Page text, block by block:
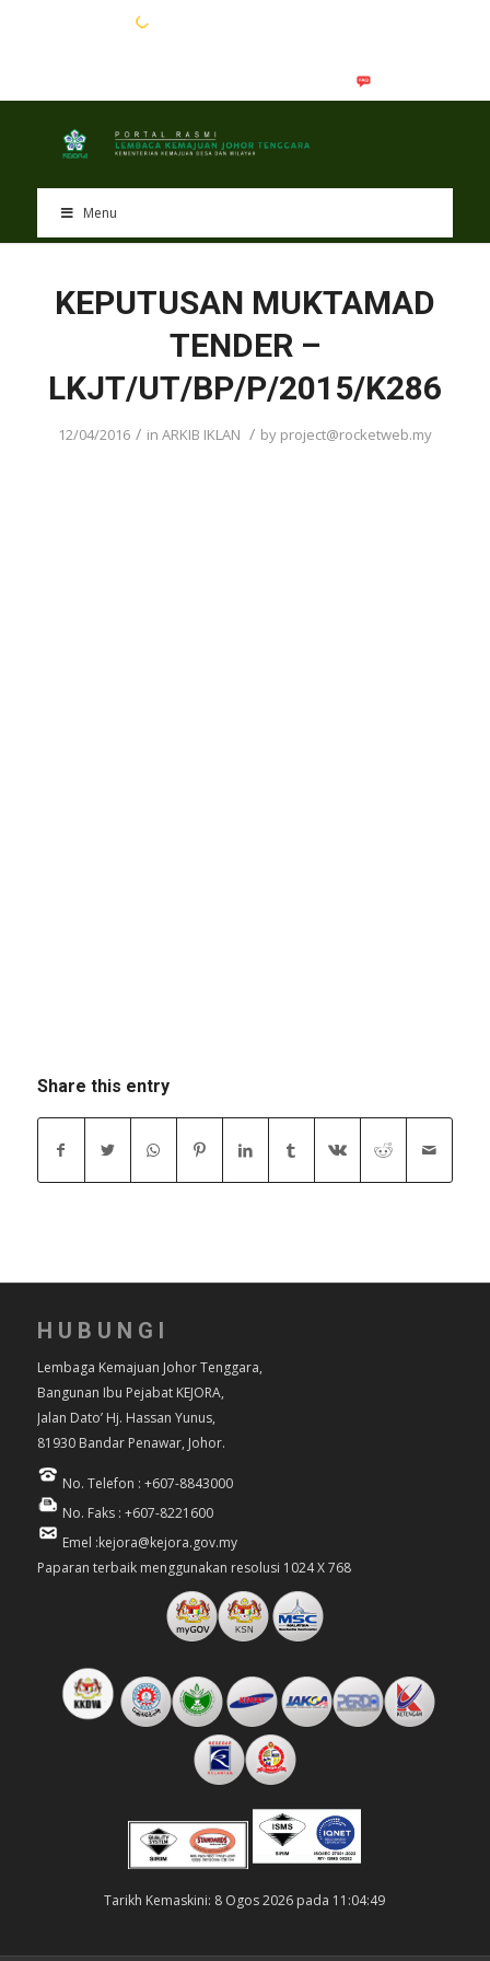
Menu
KEPUTUSAN MUKTAMAD
TENDER –
LKJT/UT/BP/P/2015/K286
12/04/2016 / in ARKIB IKLAN / by project@rocketweb.my
Share this entry
HUBUNGI
Lembaga Kemajuan Johor Tenggara,
Bangunan Ibu Pejabat KEJORA,
Jalan Dato’ Hj. Hassan Yunus,
81930 Bandar Penawar, Johor.
No. Telefon : +607-8843000
No. Faks : +607-8221600
Emel :kejora@kejora.gov.my
Paparan terbaik menggunakan resolusi 1024 X 768
Tarikh Kemaskini: 8 Ogos 2026 pada 11:04:49